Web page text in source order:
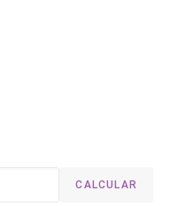
CALCULAR